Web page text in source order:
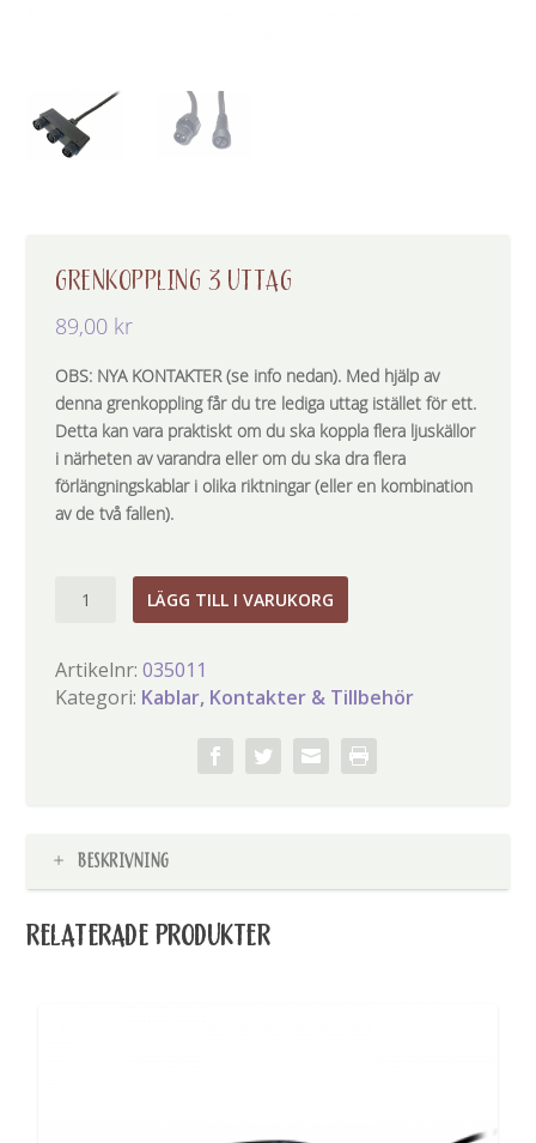
GRENKOPPLING 3 UTTAG
89,00 kr
OBS: NYA KONTAKTER (se info nedan). Med hjälp av
denna grenkoppling får du tre lediga uttag istället för ett.
Detta kan vara praktiskt om du ska koppla flera ljuskällor
i närheten av varandra eller om du ska dra flera
förlängningskablar i olika riktningar (eller en kombination
av de två fallen).
GRENKOPPLING
mängd
LÄGG TILL I VARUKORG
Artikelnr:035011
Kategori: Kablar, Kontakter & Tillbehör
BESKRIVNING
RELATERADE PRODUKTER